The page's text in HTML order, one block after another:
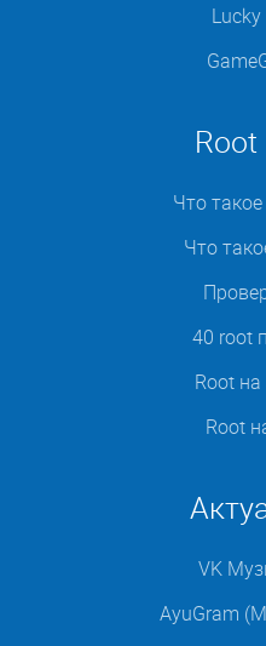
Что
Что
40 root
Root
Root
VK
AyuGram